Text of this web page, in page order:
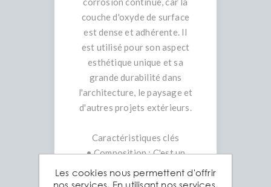
couche d'oxyde de surface
est dense et adhérente. Il
est utilisé pour son aspect
esthétique unique et sa
grande durabilité dans
l'architecture, le paysage et
d'autres projets extérieurs.
Caractéristiques clés
• Composition : C'est un
alliage d'acier contenant du
cuivre, du chrome et du
Les cookies nous permettent d'offrir
nos services. En utilisant nos services,